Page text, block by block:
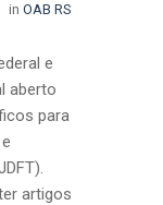
in OAB RS
e
aberto
para
artigos